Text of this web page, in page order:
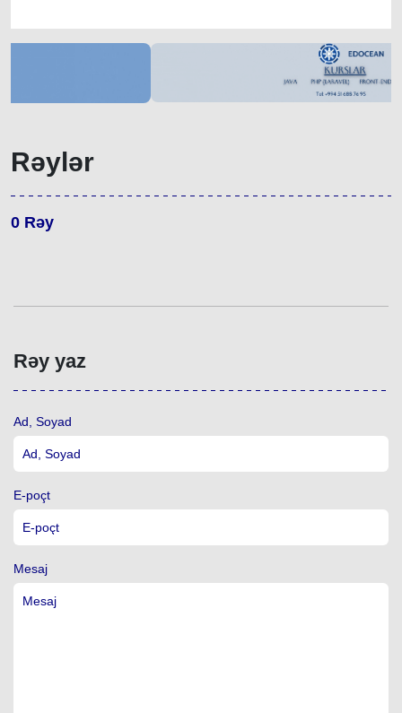
Rəylər
0 Rəy
Rəy yaz
Ad, Soyad
E-poçt
Mesaj